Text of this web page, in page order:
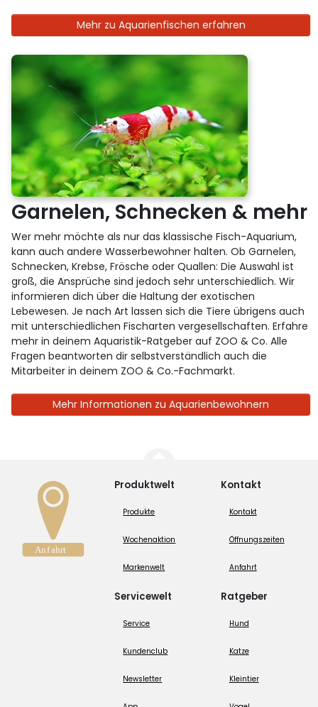
Mehr zu Aquarienfischen erfahren
Garnelen, Schnecken & mehr
Wer mehr möchte als nur das klassische Fisch-Aquarium,
kann auch andere Wasserbewohner halten. Ob Garnelen,
Schnecken, Krebse, Frösche oder Quallen: Die Auswahl ist
groß, die Ansprüche sind jedoch sehr unterschiedlich. Wir
informieren dich über die Haltung der exotischen
Lebewesen. Je nach Art lassen sich die Tiere übrigens auch
mit unterschiedlichen Fischarten vergesellschaften. Erfahre
mehr in deinem Aquaristik-Ratgeber auf ZOO & Co. Alle
Fragen beantworten dir selbstverständlich auch die
Mitarbeiter in deinem ZOO & Co.-Fachmarkt.
Mehr Informationen zu Aquarienbewohnern
Produktwelt
Produkte
Wochenaktion
Markenwelt
Servicewelt
Service
Kundenclub
Newsletter
Kontakt
Kontakt
Öffnungszeiten
Anfahrt
Ratgeber
Hund
Katze
Kleintier